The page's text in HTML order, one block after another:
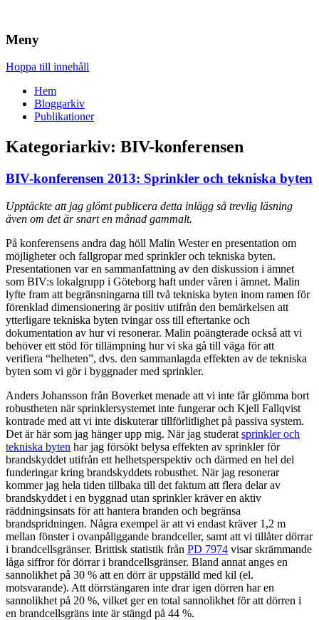
Wuz
Meny
Hoppa till innehåll
Hem
Bloggarkiv
Publikationer
Kategoriarkiv: BIV-konferensen
BIV-konferensen 2013: Sprinkler och tekniska byten
Upptäckte att jag glömt publicera detta inlägg så trevlig läsning
även om det är snart en månad gammalt.
På konferensens andra dag höll Malin Wester en presentation om
möjligheter och fallgropar med sprinkler och tekniska byten.
Presentationen var en sammanfattning av den diskussion i ämnet
som BIV:s lokalgrupp i Göteborg haft under våren i ämnet. Malin
lyfte fram att begränsningarna till två tekniska byten inom ramen för
förenklad dimensionering är positiv utifrån den bemärkelsen att
ytterligare tekniska byten tvingar oss till eftertanke och
dokumentation av hur vi resonerar. Malin poängterade också att vi
behöver ett stöd för tillämpning hur vi ska gå till väga för att
verifiera “helheten”, dvs. den sammanlagda effekten av de tekniska
byten som vi gör i byggnader med sprinkler.
Anders Johansson från Boverket menade att vi inte får glömma bort
robustheten när sprinklersystemet inte fungerar och Kjell Fallqvist
kontrade med att vi inte diskuterar tillförlitlighet på passiva system.
Det är här som jag hänger upp mig. När jag studerat sprinkler och
tekniska byten har jag försökt belysa effekten av sprinkler för
brandskyddet utifrån ett helhetsperspektiv och därmed en hel del
funderingar kring brandskyddets robusthet. När jag resonerar
kommer jag hela tiden tillbaka till det faktum att flera delar av
brandskyddet i en byggnad utan sprinkler kräver en aktiv
räddningsinsats för att hantera branden och begränsa
brandspridningen. Några exempel är att vi endast kräver 1,2 m
mellan fönster i ovanpåliggande brandceller, samt att vi tillåter dörrar
i brandcellsgränser. Brittisk statistik från PD 7974 visar skrämmande
låga siffror för dörrar i brandcellsgränser. Bland annat anges en
sannolikhet på 30 % att en dörr är uppställd med kil (el.
motsvarande). Att dörrstängaren inte drar igen dörren har en
sannolikhet på 20 %, vilket ger en total sannolikhet för att dörren i
en brandcellsgräns inte är stängd på 44 %.